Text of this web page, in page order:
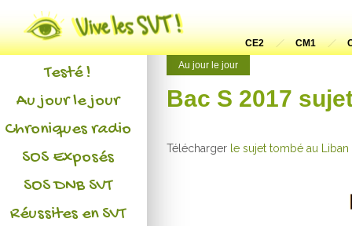
CE2 CM1
Au jour le jour
Bac S 2017
Télécharger le sujet tombé au Liban
Actualités
L'association
Testé !
Au jour le jour
Chroniques radio
SOS Exposés
SOS DNB SVT
Réussites en SVT